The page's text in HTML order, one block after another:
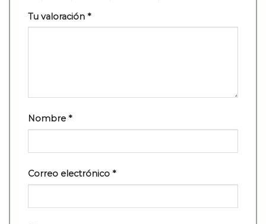
Tu valoración *
Nombre *
Correo electrónico *